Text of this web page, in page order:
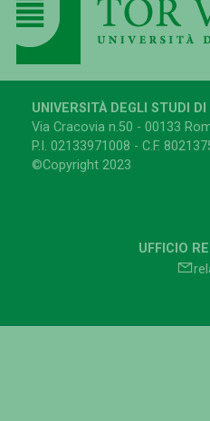
UNIVERSITÀ DEGLI STUDI
Via Cracovia n.50 - 00133
P.I. 02133971008 - C.F.
©Copyright 2023
UFFICIO